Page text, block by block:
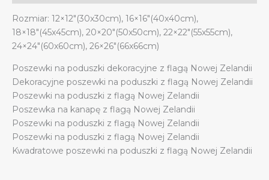
Rozmiar: 12×12″(30x30cm), 16×16″(40x40cm),
18×18″(45x45cm), 20×20″(50x50cm), 22×22″(55x55cm),
24×24″(60x60cm), 26×26″(66x66cm)
Poszewki na poduszki dekoracyjne z flagą Nowej Zelandii
Dekoracyjne poszewki na poduszki z flagą Nowej Zelandii
Poszewki na poduszki z flagą Nowej Zelandii
Poszewka na kanapę z flagą Nowej Zelandii
Poszewki na poduszki z flagą Nowej Zelandii
Poszewki na poduszki z flagą Nowej Zelandii
Kwadratowe poszewki na poduszki z flagą Nowej Zelandii